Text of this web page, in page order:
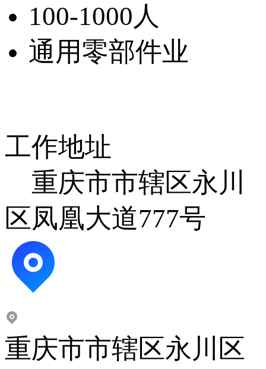
100-1000人
通用零部件业
工作地址
重庆市市辖区永川
区凤凰大道777号
重庆市市辖区永川区